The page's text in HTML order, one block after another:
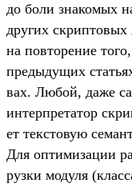
до боли зна­комых
дру­гих скрип­товых
на пов­торение
пре­дыду­щих
вах. Любой, даже
интер­пре­татор
ет тек­сто­вую
Для опти­миза­ции
рузки модуля